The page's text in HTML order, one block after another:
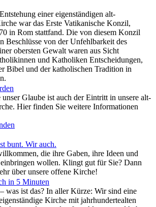
einer eigenständigen alt-
war das Erste Vatikanische Konzil,
in Rom stattfand. Die von diesem Konzil
Beschlüsse von der Unfehlbarkeit des
obersten Gewalt waren aus Sicht
und Katholiken Entscheidungen,
Bibel und der katholischen Tradition in
Glaube ist auch der Eintritt in unsere alt-
Hier finden Sie weitere Informationen
bunt. Wir auch.
die ihre Gaben, ihre Ideen und
wollen. Klingt gut für Sie? Dann
über unsere offene Kirche!
in 5 Minuten
was ist das? In aller Kürze: Wir sind eine
Kirche mit jahrhundertealten